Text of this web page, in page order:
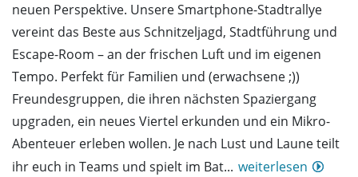
neuen Perspektive. Unsere Smartphone-Stadtrallye
vereint das Beste aus Schnitzeljagd, Stadtführung und
Escape-Room – an der frischen Luft und im eigenen
Tempo. Perfekt für Familien und (erwachsene ;))
Freundesgruppen, die ihren nächsten Spaziergang
upgraden, ein neues Viertel erkunden und ein Mikro-
Abenteuer erleben wollen. Je nach Lust und Laune teilt
ihr euch in Teams und spielt im Bat... weiterlesen